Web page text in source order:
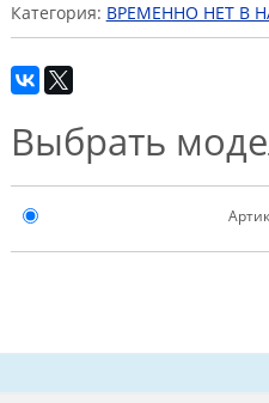
Категория: ВРЕМЕННО НЕТ В
Выбрать